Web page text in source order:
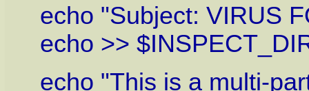
echo "Subject: VIRUS
echo >>
echo "This is a multi-